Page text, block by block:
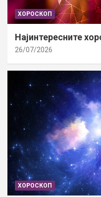
ХОРОСКОП
Најинтересните
26/07/2026
ХОРОСКОП